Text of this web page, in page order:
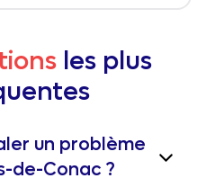
les plus
un problème
de-Conac ?